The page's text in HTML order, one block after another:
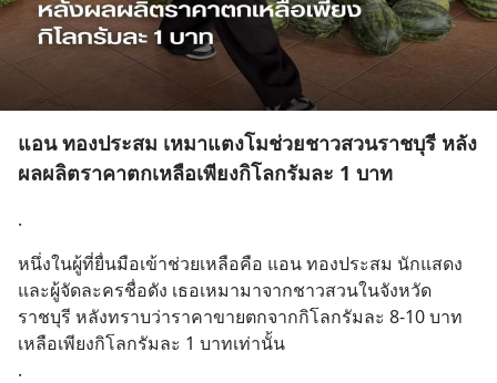
แอน ทองประสม เหมาแตงโมช่วยชาวสวนราชบุรี หลัง
ผลผลิตราคาตกเหลือเพียงกิโลกรัมละ 1 บาท
.
หนึ่งในผู้ที่ยื่นมือเข้าช่วยเหลือคือ แอน ทองประสม นักแสดง
และผู้จัดละครชื่อดัง เธอเหมามาจากชาวสวนในจังหวัด
ราชบุรี หลังทราบว่าราคาขายตกจากกิโลกรัมละ 8-10 บาท
เหลือเพียงกิโลกรัมละ 1 บาทเท่านั้น
.